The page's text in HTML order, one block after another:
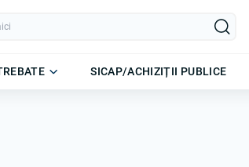
SICAP/ACHIZIȚII PUBLICE